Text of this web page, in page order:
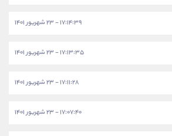
۱۷:۱۴:۳۹ - ۲۳ شهریور ۱۴۰۱
۱۷:۱۳:۳۵ - ۲۳ شهریور ۱۴۰۱
۱۷:۱۱:۲۸ - ۲۳ شهریور ۱۴۰۱
۱۷:۰۷:۴۰ - ۲۳ شهریور ۱۴۰۱